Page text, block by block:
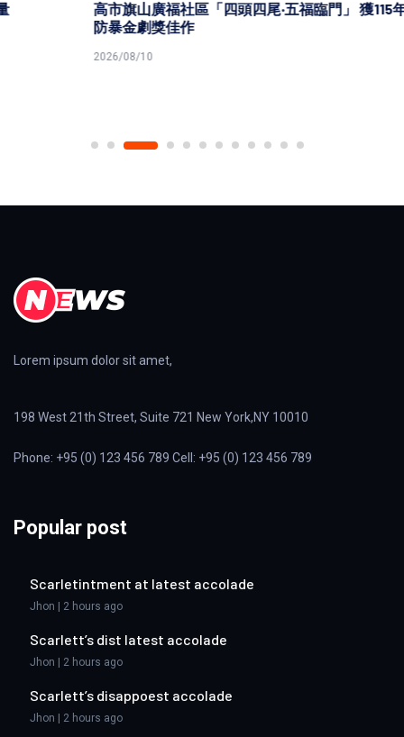
高市旗山廣福社區「四頭四尾‧五福臨門」 獲115年衛福部
防暴金劇獎佳作
Lorem ipsum dolor sit amet,
198 West 21th Street, Suite 721 New York,NY 10010
Phone: +95 (0) 123 456 789 Cell: +95 (0) 123 456 789
Popular post
Scarletintment at latest accolade
Jhon | 2 hours ago
Scarlett’s dist latest accolade
Jhon | 2 hours ago
Scarlett’s disappoest accolade
Jhon | 2 hours ago